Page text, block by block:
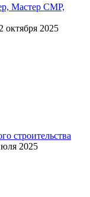
Мастер СМР,
октября 2025
строительства
2025